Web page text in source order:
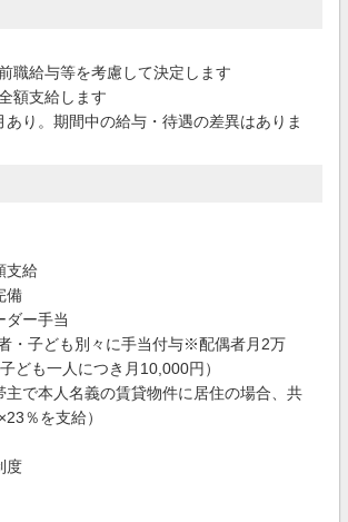
職給与等を考慮して決定します
額支給します
り。期間中の給与・待遇の差異はありま
支給
備
ダー手当
・子ども別々に手当付与※配偶者月2万
ども一人につき月10,000円）
主で本人名義の賃貸物件に居住の場合、共
％を支給）
度